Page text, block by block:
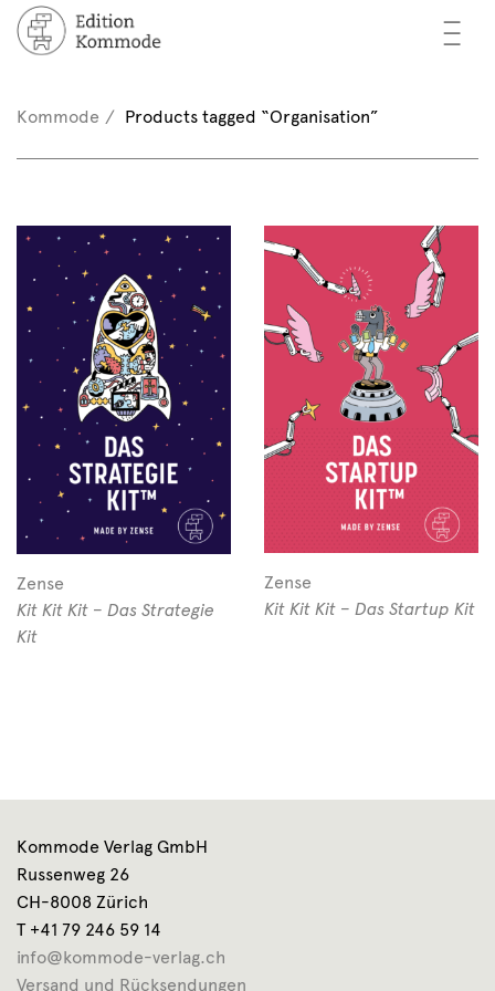
—
—
—
/ Register
Kommode Products tagged “Organisation”
Zense
Kit Kit Kit – Das Strategie
Kit
Zense
Kit Kit Kit – Das Startup Kit
Kommode Verlag GmbH
Russenweg 26
CH-8008 Zürich
T +41 79 246 59 14
info@kommode-verlag.ch
Versand und Rücksendungen